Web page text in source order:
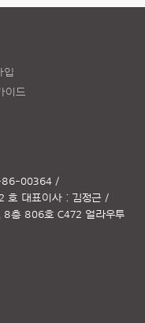
입
이드
86-00364 /
호 대표이사 : 김정근 /
8층 806호 C472 얼라우투